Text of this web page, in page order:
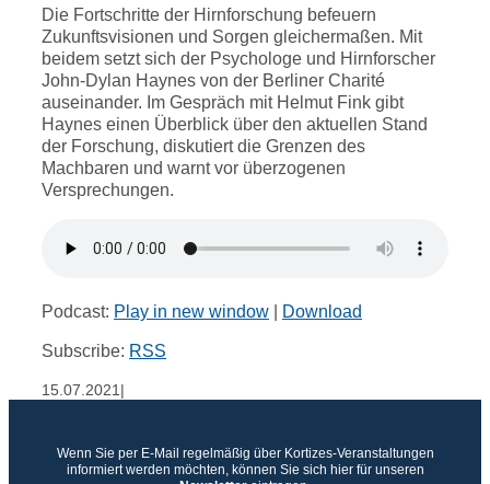
Die Fortschritte der Hirnforschung befeuern
Zukunftsvisionen und Sorgen gleichermaßen. Mit
beidem setzt sich der Psychologe und Hirnforscher
John-Dylan Haynes von der Berliner Charité
auseinander. Im Gespräch mit Helmut Fink gibt
Haynes einen Überblick über den aktuellen Stand
der Forschung, diskutiert die Grenzen des
Machbaren und warnt vor überzogenen
Versprechungen.
Podcast: Play in new window Download
Subscribe: RSS
15.07.2021 |
Wenn Sie per E-Mail regelmäßig über Kortizes-Veranstaltungen
informiert werden möchten, können Sie sich hier für unseren